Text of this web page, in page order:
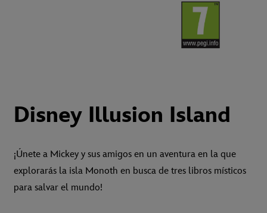
Disney Illusion Island
¡Únete a Mickey y sus amigos en un aventura en la que
explorarás la isla Monoth en busca de tres libros místicos
para salvar el mundo!